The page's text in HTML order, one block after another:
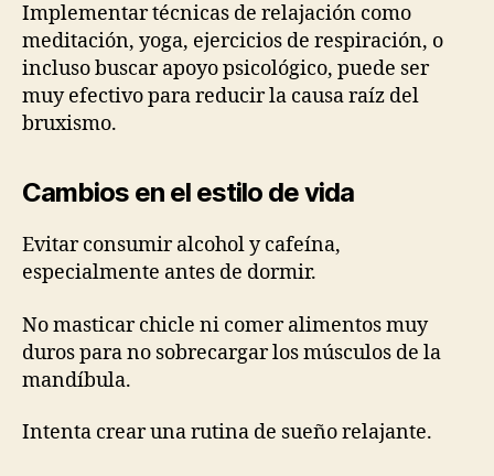
Implementar técnicas de relajación como
meditación, yoga, ejercicios de respiración, o
incluso buscar apoyo psicológico, puede ser
muy efectivo para reducir la causa raíz del
bruxismo.
Cambios en el estilo de vida
Evitar consumir alcohol y cafeína,
especialmente antes de dormir.
No masticar chicle ni comer alimentos muy
duros para no sobrecargar los músculos de la
mandíbula.
Intenta crear una rutina de sueño relajante.